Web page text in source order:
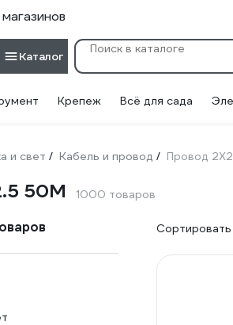
Каталог
Крепеж Всё для сада
и свет / Кабель и провод / Провод
50М 1000 товаров
Сортировать